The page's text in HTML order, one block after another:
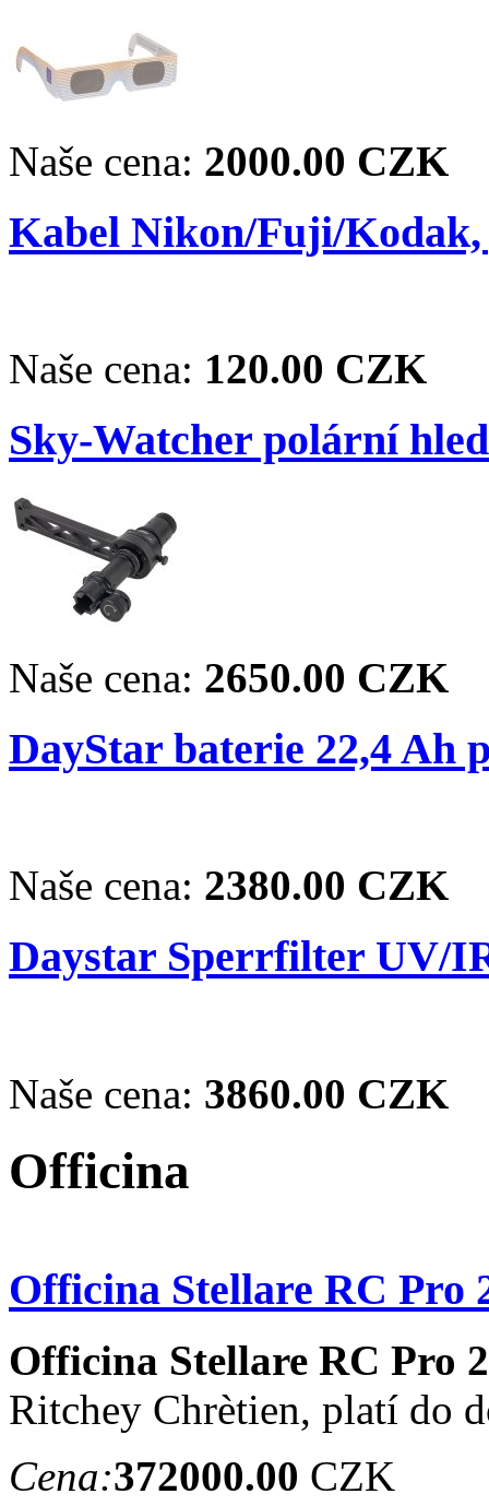
Naše cena: 2000.00 CZK
Kabel Nikon/Fuji/Kodak,
Naše cena: 120.00 CZK
Sky-Watcher polární
Naše cena: 2650.00 CZK
DayStar baterie 22,4
Naše cena: 2380.00 CZK
Daystar Sperrfilter UV/
Naše cena: 3860.00 CZK
Officina
Officina Stellare RC Pro
Officina Stellare RC Pro
Ritchey Chrètien, platí do
Cena:372000.00 CZK